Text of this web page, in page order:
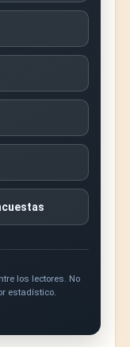
los lectores. No
estadístico.